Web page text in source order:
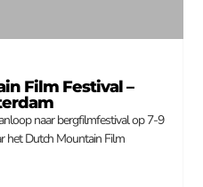
Film Festival –
naar bergfilmfestival op 7-9
het Dutch Mountain Film